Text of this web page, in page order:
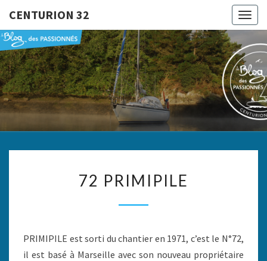
CENTURION 32
32
Le Blog
Des
Passionnés
PRIMIPILE
72 PRIMIPILE
PRIMIPILE est sorti du chantier en 1971, c’est le N°72,
il est basé à Marseille avec son nouveau propriétaire